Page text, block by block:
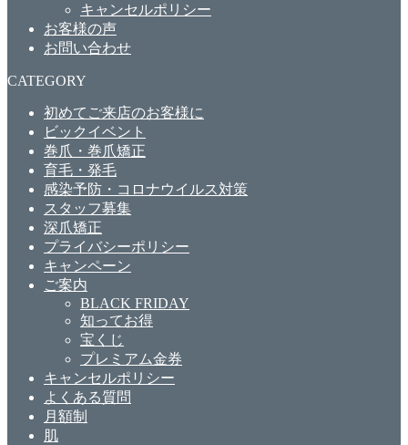
キャンセルポリシー
お客様の声
お問い合わせ
CATEGORY
初めてご来店のお客様に
ビックイベント
巻爪・巻爪矯正
育毛・発毛
感染予防・コロナウイルス対策
スタッフ募集
深爪矯正
プライバシーポリシー
キャンペーン
ご案内
BLACK FRIDAY
知ってお得
宝くじ
プレミアム金券
キャンセルポリシー
よくある質問
月額制
肌